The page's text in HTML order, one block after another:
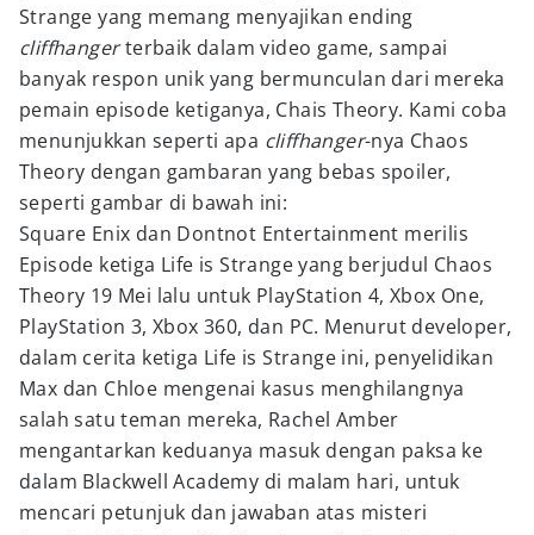
Strange yang memang menyajikan ending
cliffhangerterbaik dalam video game, sampai
banyak respon unik yang bermunculan dari mereka
pemain episode ketiganya, Chais Theory. Kami coba
menunjukkan seperti apa cliffhanger-nya Chaos
Theory dengan gambaran yang bebas spoiler,
seperti gambar di bawah ini:
Square Enix dan Dontnot Entertainment merilis
Episode ketiga Life is Strange yang berjudul Chaos
Theory 19 Mei lalu untuk PlayStation 4, Xbox One,
PlayStation 3, Xbox 360, dan PC. Menurut developer,
dalam cerita ketiga Life is Strange ini, penyelidikan
Max dan Chloe mengenai kasus menghilangnya
salah satu teman mereka, Rachel Amber
mengantarkan keduanya masuk dengan paksa ke
dalam Blackwell Academy di malam hari, untuk
mencari petunjuk dan jawaban atas misteri